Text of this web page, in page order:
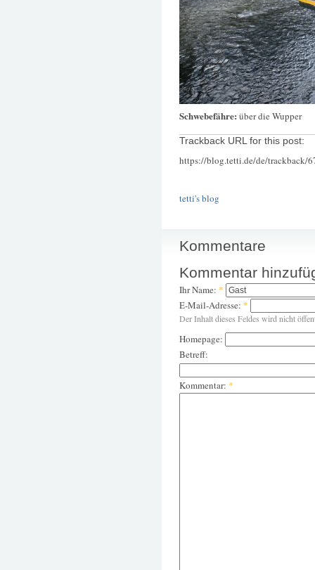
Schwebefähre: über die Wupper
Trackback URL for this post:
https://blog.tetti.de/de/trackback/
tetti's blog
Kommentare
Kommentar
Ihr Name: *
E-Mail-Adresse: *
Der Inhalt dieses Feldes wird nicht
Homepage:
Betreff:
Kommentar: *